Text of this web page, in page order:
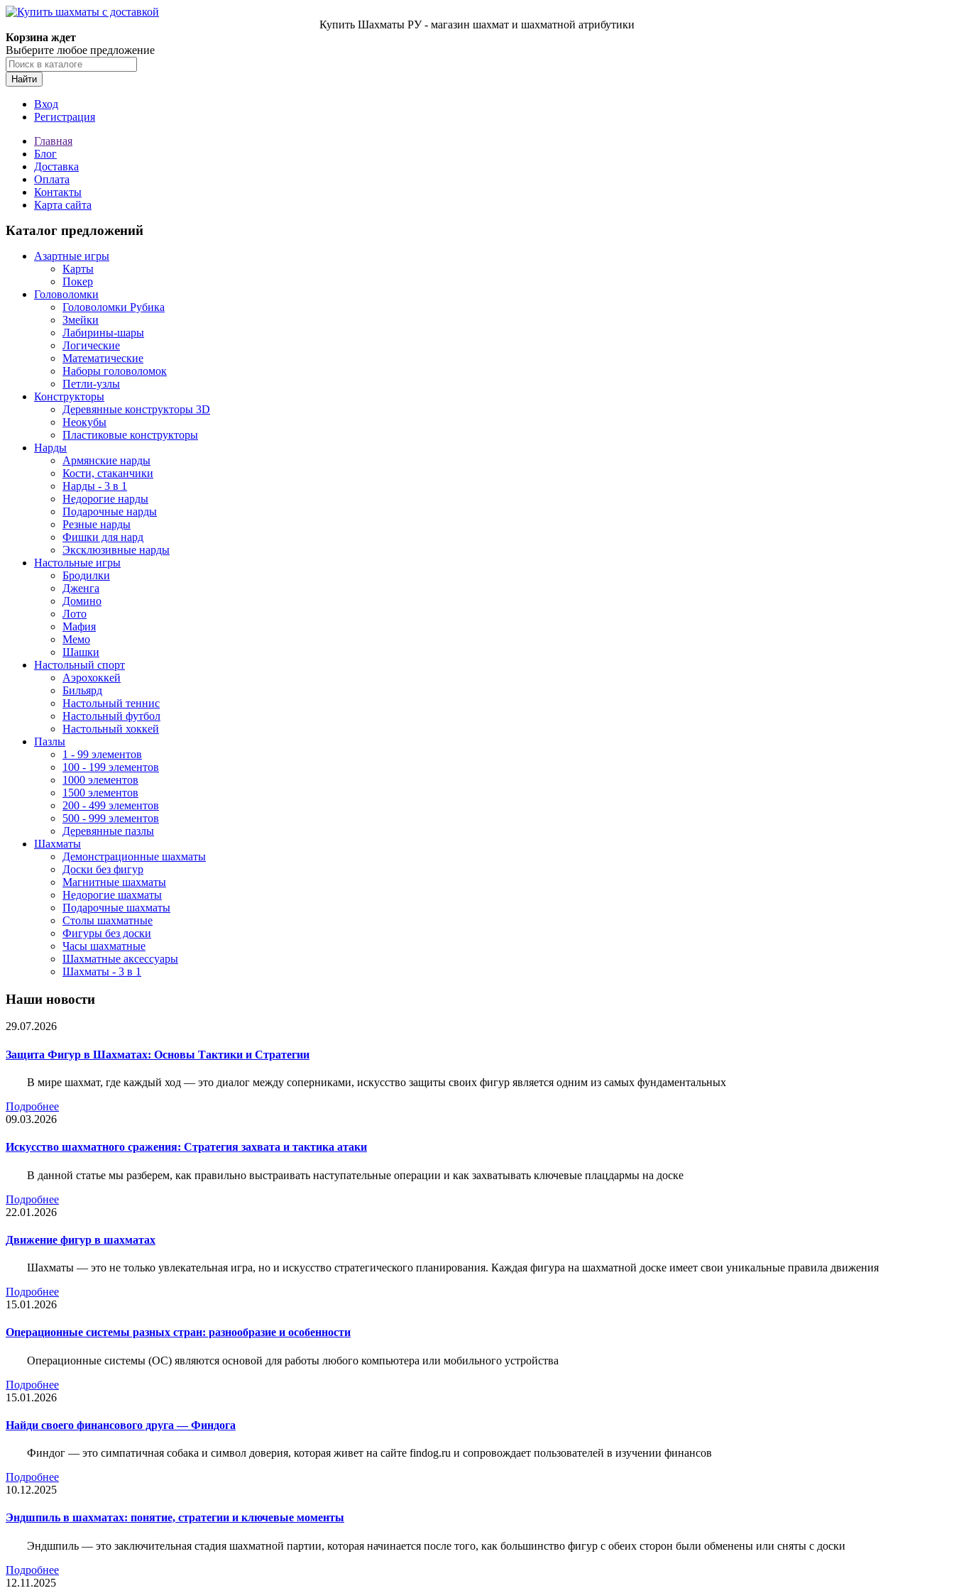
Купить Шахматы РУ - магазин шахмат и шахматной атрибутики
Корзина ждет
Выберите любое предложение
Найти
Вход
Регистрация
Главная
Блог
Доставка
Оплата
Контакты
Карта сайта
Каталог предложений
Азартные игры
Карты
Покер
Головоломки
Головоломки Рубика
Змейки
Лабирины-шары
Логические
Математические
Наборы головоломок
Петли-узлы
Конструкторы
Деревянные конструкторы 3D
Неокубы
Пластиковые конструкторы
Нарды
Армянские нарды
Кости, стаканчики
Нарды - 3 в 1
Недорогие нарды
Подарочные нарды
Резные нарды
Фишки для нард
Эксклюзивные нарды
Настольные игры
Бродилки
Дженга
Домино
Лото
Мафия
Мемо
Шашки
Настольный спорт
Аэрохоккей
Бильярд
Настольный теннис
Настольный футбол
Настольный хоккей
Пазлы
1 - 99 элементов
100 - 199 элементов
1000 элементов
1500 элементов
200 - 499 элементов
500 - 999 элементов
Деревянные пазлы
Шахматы
Демонстрационные шахматы
Доски без фигур
Магнитные шахматы
Недорогие шахматы
Подарочные шахматы
Столы шахматные
Фигуры без доски
Часы шахматные
Шахматные аксессуары
Шахматы - 3 в 1
Наши новости
29.07.2026
Защита Фигур в Шахматах: Основы Тактики и Стратегии
В мире шахмат, где каждый ход — это диалог между соперниками, искусство защиты своих фигур является одним из самых фундаментальных
Подробнее
09.03.2026
Искусство шахматного сражения: Стратегия захвата и тактика атаки
В данной статье мы разберем, как правильно выстраивать наступательные операции и как захватывать ключевые плацдармы на доске
Подробнее
22.01.2026
Движение фигур в шахматах
Шахматы — это не только увлекательная игра, но и искусство стратегического планирования. Каждая фигура на шахматной доске имеет свои уникальные правила движения
Подробнее
15.01.2026
Операционные системы разных стран: разнообразие и особенности
Операционные системы (ОС) являются основой для работы любого компьютера или мобильного устройства
Подробнее
15.01.2026
Найди своего финансового друга — Финдога
Финдог — это симпатичная собака и символ доверия, которая живет на сайте findog.ru и сопровождает пользователей в изучении финансов
Подробнее
10.12.2025
Эндшпиль в шахматах: понятие, стратегии и ключевые моменты
Эндшпиль — это заключительная стадия шахматной партии, которая начинается после того, как большинство фигур с обеих сторон были обменены или сняты с доски
Подробнее
12.11.2025